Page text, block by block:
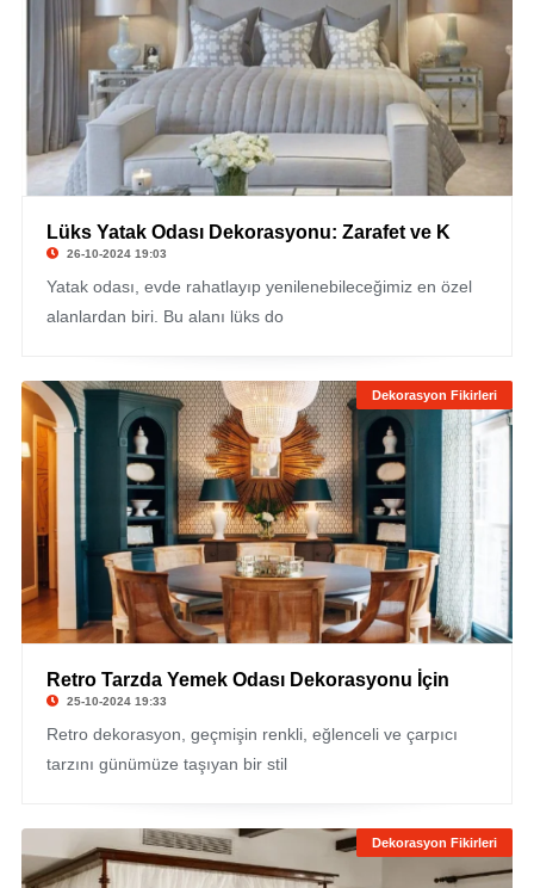
Lüks Yatak Odası Dekorasyonu: Zarafet ve K
26-10-2024 19:03
Yatak odası, evde rahatlayıp yenilenebileceğimiz en özel
alanlardan biri. Bu alanı lüks do
Dekorasyon Fikirleri
Retro Tarzda Yemek Odası Dekorasyonu İçin
25-10-2024 19:33
Retro dekorasyon, geçmişin renkli, eğlenceli ve çarpıcı
tarzını günümüze taşıyan bir stil
Dekorasyon Fikirleri